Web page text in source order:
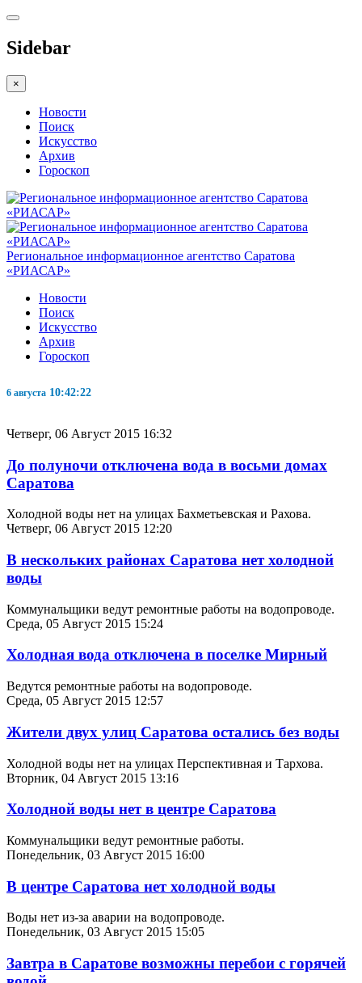
Sidebar
×
Новости
Поиск
Искусство
Архив
Гороскоп
Региональное информационное агентство Саратова
«РИАСАР»
Новости
Поиск
Искусство
Архив
Гороскоп
6 августа 10:42:22
Четверг, 06 Август 2015 16:32
До полуночи отключена вода в восьми домах
Саратова
Холодной воды нет на улицах Бахметьевская и Рахова.
Четверг, 06 Август 2015 12:20
В нескольких районах Саратова нет холодной
воды
Коммунальщики ведут ремонтные работы на водопроводе.
Среда, 05 Август 2015 15:24
Холодная вода отключена в поселке Мирный
Ведутся ремонтные работы на водопроводе.
Среда, 05 Август 2015 12:57
Жители двух улиц Саратова остались без воды
Холодной воды нет на улицах Перспективная и Тархова.
Вторник, 04 Август 2015 13:16
Холодной воды нет в центре Саратова
Коммунальщики ведут ремонтные работы.
Понедельник, 03 Август 2015 16:00
В центре Саратова нет холодной воды
Воды нет из-за аварии на водопроводе.
Понедельник, 03 Август 2015 15:05
Завтра в Саратове возможны перебои с горячей